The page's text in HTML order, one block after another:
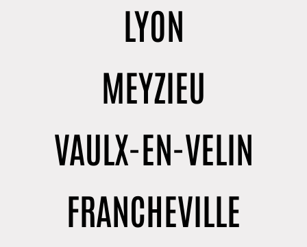
LYON
MEYZIEU
VAULX-EN-VELIN
FRANCHEVILLE